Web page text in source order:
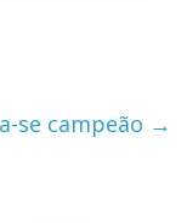
se campeão →